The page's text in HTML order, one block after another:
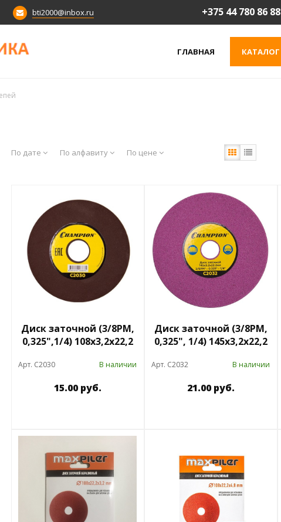
bti2000@inbox.ru +375 44 780 86 88
ГЛАВНАЯ КАТАЛОГ
По дате По алфавиту По цене
Диск заточной (3/8РМ,
0,325",1/4) 108х3,2х22,2
Арт. C2030 В наличии
15.00 руб.
Диск заточной (3/8РМ,
0,325", 1/4) 145х3,2х22,2
Арт. C2032 В наличии
21.00 руб.